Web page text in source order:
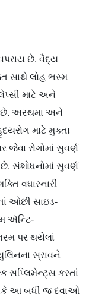
છે. વૈદ્ય
સાથે લોહ ભસ્મ
માટે અને
છે. અસ્થમા અને
માટે મુક્તા
જેવા રોગોમાં સુવર્ણ
સંશોધનોમાં સુવર્ણ
વધારનારી
ઓછી સાઇડ-
ઍન્ટિ-
પર થયેલાં
સ્રાવને
સપ્લિમેન્ટ્સ કરતાં
આ બધી જ દવાઓ